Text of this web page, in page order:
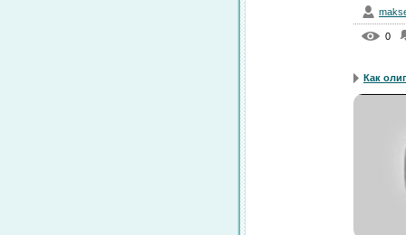
0
Как